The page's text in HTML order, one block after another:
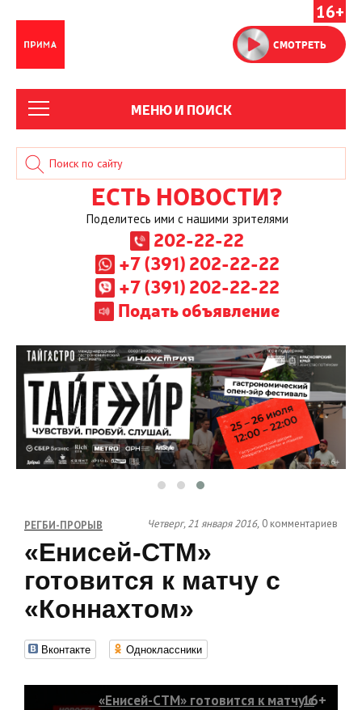
16+
СМОТРЕТЬ
МЕНЮ И ПОИСК
ЕСТЬ НОВОСТИ?
Поделитесь ими с нашими зрителями
202-22-22
+7 (391) 202-22-22
+7 (391) 202-22-22
Подать объявление
РЕГБИ-ПРОРЫВ Четверг, 21 января 2016, 0 комментариев
«Енисей-СТМ»
готовится к матчу с
«Коннахтом»
Вконтакте Одноклассники
«Енисей-СТМ» готовится к матчу с16+